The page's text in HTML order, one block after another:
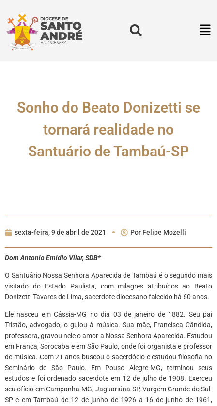
Sonho do Beato Donizetti se
tornará realidade no
Santuário de Tambaú-SP
sexta-feira, 9 de abril de 2021 Por Felipe Mozelli
Dom Antonio Emidio Vilar, SDB*
O Santuário Nossa Senhora Aparecida de Tambaú é o segundo mais
visitado do Estado Paulista, com milagres atribuídos ao Beato
Donizetti Tavares de Lima, sacerdote diocesano falecido há 60 anos.
Ele nasceu em Cássia-MG no dia 03 de janeiro de 1882. Seu pai
Tristão, advogado, o guiou à música. Sua mãe, Francisca Cândida,
professora, gravou nele o amor a Nossa Senhora Aparecida. Estudou
em Franca, Sorocaba e em São Paulo, onde foi organista e professor
de música. Com 21 anos buscou o sacerdócio e estudou filosofia no
Seminário de São Paulo. Em Pouso Alegre-MG, terminou seus
estudos e foi ordenado sacerdote em 12 de julho de 1908. Exerceu
seu ofício em Campanha-MG, Jaguariúna-SP, Vargem Grande do Sul-
SP e em Tambaú de 12 de junho de 1926 a 16 de junho de 1961,